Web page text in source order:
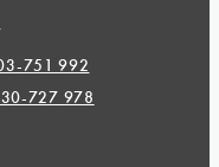
751 992
727 978